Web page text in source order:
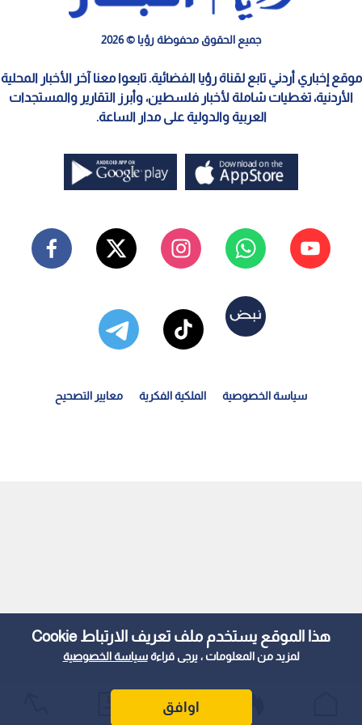
هذا الموقع يستخدم ملف تعريف الارتباط Cookie
لمزيد من المعلومات ، يرجى قراءةسياسة الخصوصية
اوافق
جميع الحقوق محفوظة رؤيا © 2026
موقع إخباري أردني تابع لقناة رؤيا الفضائية. تابعوا معنا آخر الأخبار المحلية
الأردنية، تغطيات شاملة لأخبار فلسطين، وأبرز التقارير والمستجدات
العربية والدولية على مدار الساعة.
سياسة الخصوصية الملكية الفكرية معايير التصحيح